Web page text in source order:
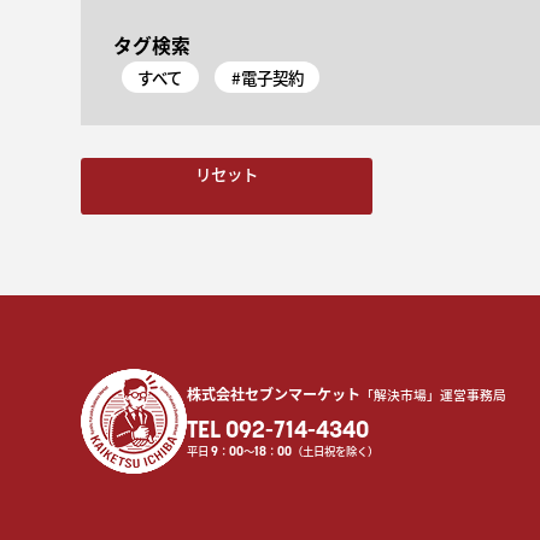
タグ検索
すべて #電子契約
リセット
株式会社セブンマーケット 「解決市場」運営事務局
TEL 092-714-4340
平日 9： 00〜18： 00（土日祝を除く）